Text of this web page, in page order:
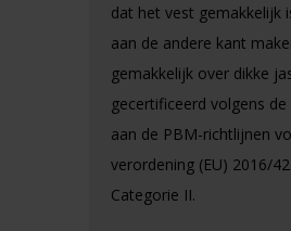
dat het vest gemakkelijk
aan de andere kant
gemakkelijk over dikke
gecertificeerd volgens
aan de PBM-richtlijnen
verordening (EU) 2016/
Categorie II.